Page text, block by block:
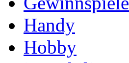
Handy
Hobby